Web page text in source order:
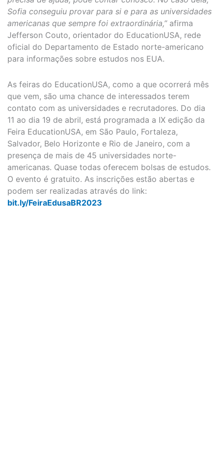
Sofia conseguiu provar para si e para as universidades
americanas que sempre foi extraordinária,”afirma
Jefferson Couto, orientador do EducationUSA, rede
oficial do Departamento de Estado norte-americano
para informações sobre estudos nos EUA.
As feiras do EducationUSA, como a que ocorrerá mês
que vem, são uma chance de interessados terem
contato com as universidades e recrutadores. Do dia
11 ao dia 19 de abril, está programada a IX edição da
Feira EducationUSA, em São Paulo, Fortaleza,
Salvador, Belo Horizonte e Rio de Janeiro, com a
presença de mais de 45 universidades norte-
americanas. Quase todas oferecem bolsas de estudos.
O evento é gratuito. As inscrições estão abertas e
podem ser realizadas através do link:
bit.ly/FeiraEdusaBR2023